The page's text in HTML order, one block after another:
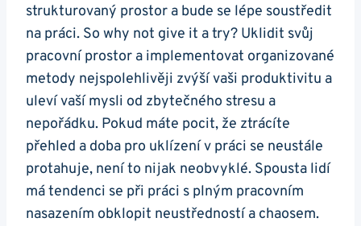
strukturovaný prostor a bude se lépe soustředit
na práci. So why not give it a try? Uklidit svůj
pracovní prostor a implementovat organizované
metody nejspolehlivěji zvýší vaši produktivitu a
uleví vaší mysli od zbytečného stresu a
nepořádku. Pokud máte pocit, že ztrácíte
přehled a doba pro uklízení v práci se neustále
protahuje, není to nijak neobvyklé. Spousta lidí
má tendenci se při práci s plným pracovním
nasazením obklopit neustředností a chaosem.